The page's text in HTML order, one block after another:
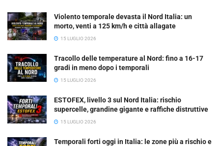
Violento temporale devasta il Nord Italia: un
morto, venti a 125 km/h e città allagate
15 LUGLIO 2026
Tracollo delle temperature al Nord: fino a 16-17
gradi in meno dopo i temporali
15 LUGLIO 2026
ESTOFEX, livello 3 sul Nord Italia: rischio
supercelle, grandine gigante e raffiche distruttive
15 LUGLIO 2026
Temporali forti oggi in Italia: le zone più a rischio e